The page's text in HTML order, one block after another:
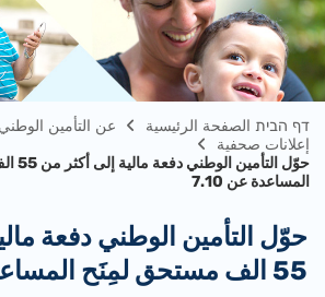
דף הבית الصفحة الرئيسية
عن التأمين الوطني
إعلانات صحفية
حوّل التأمين
المساعدة عن 7.10
حوّل التأمين الوطني دفعة
55 الف مستحق لمِنَح المساعدة عن 7.10